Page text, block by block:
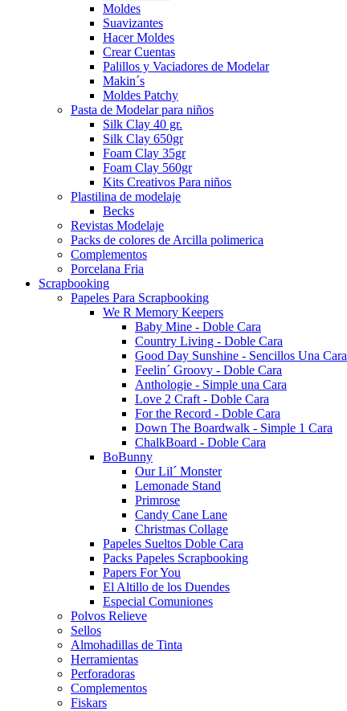
Moldes
Suavizantes
Hacer Moldes
Crear Cuentas
Palillos y Vaciadores de Modelar
Makin´s
Moldes Patchy
Pasta de Modelar para niños
Silk Clay 40 gr.
Silk Clay 650gr
Foam Clay 35gr
Foam Clay 560gr
Kits Creativos Para niños
Plastilina de modelaje
Becks
Revistas Modelaje
Packs de colores de Arcilla polimerica
Complementos
Porcelana Fria
Scrapbooking
Papeles Para Scrapbooking
We R Memory Keepers
Baby Mine - Doble Cara
Country Living - Doble Cara
Good Day Sunshine - Sencillos Una Cara
Feelin´ Groovy - Doble Cara
Anthologie - Simple una Cara
Love 2 Craft - Doble Cara
For the Record - Doble Cara
Down The Boardwalk - Simple 1 Cara
ChalkBoard - Doble Cara
BoBunny
Our Lil´ Monster
Lemonade Stand
Primrose
Candy Cane Lane
Christmas Collage
Papeles Sueltos Doble Cara
Packs Papeles Scrapbooking
Papers For You
El Altillo de los Duendes
Especial Comuniones
Polvos Relieve
Sellos
Almohadillas de Tinta
Herramientas
Perforadoras
Complementos
Fiskars